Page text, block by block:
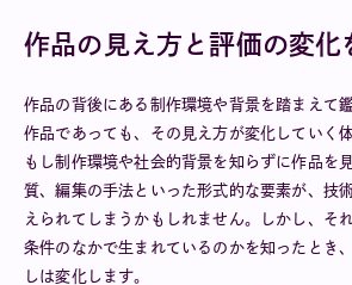
作品の見え方と評価の変化
作品の背後にある制作環境や背景を踏まえて
作品であっても、その見え方が変化していく
もし制作環境や社会的背景を知らずに作品を
質、編集の手法といった形式的な要素が、技
えられてしまうかもしれません。しかし、そ
条件のなかで生まれているのかを知ったとき
しは変化します。